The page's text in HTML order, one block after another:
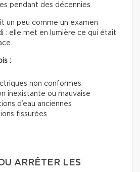
pendant des décennies.
un peu comme un examen
: elle met en lumière ce qui était
:
non conformes
inexistante ou mauvaise
d’eau anciennes
fissurées
ARRÊTER LES